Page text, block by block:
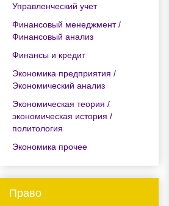
Управленческий учет
Финансовый менеджмент /
Финансовый анализ
Финансы и кредит
Экономика предприятия /
Экономический анализ
Экономическая теория /
экономическая история /
политология
Экономика прочее
Право